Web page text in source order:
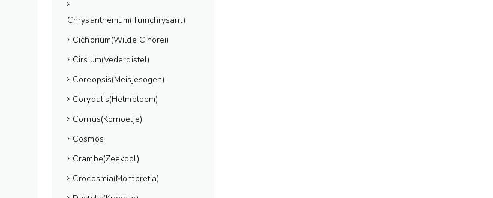
Chrysanthemum(Tuinchrysant)
Cichorium(Wilde Cihorei)
Cirsium(Vederdistel)
Coreopsis(Meisjesogen)
Corydalis(Helmbloem)
Cornus(Kornoelje)
Cosmos
Crambe(Zeekool)
Crocosmia(Montbretia)